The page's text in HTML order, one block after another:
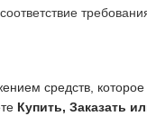
средств,
Купить, Заказать